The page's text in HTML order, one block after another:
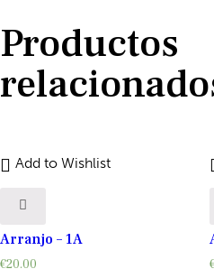
Productos
Add to Wishlist
Arranjo – 1A
€20.00